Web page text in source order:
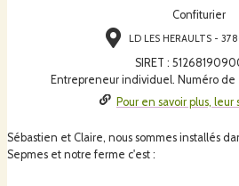
Confiturier
LD LES HERAULTS -
SIRET :
Entrepreneur individuel. Numéro de
Pour en savoir plus,
Sébastien et Claire, nous sommes installés
Sepmes et notre ferme c'est :